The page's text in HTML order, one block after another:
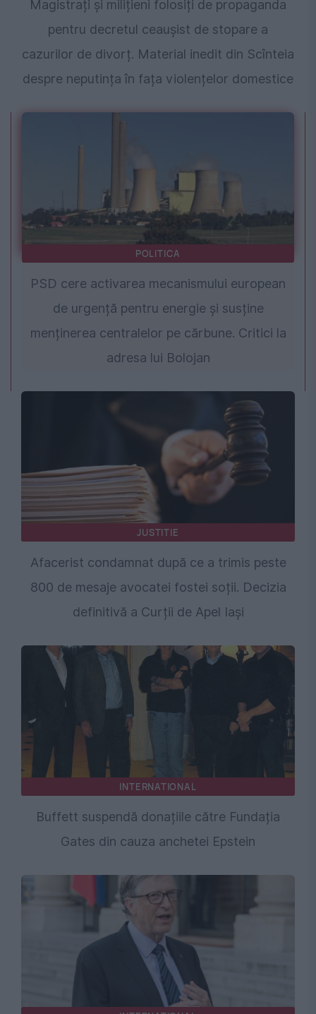
Magistrați și milițieni folosiți de propaganda
pentru decretul ceaușist de stopare a
cazurilor de divorț. Material inedit din Scînteia
despre neputința în fața violențelor domestice
POLITICA
PSD cere activarea mecanismului european
de urgență pentru energie și susține
menținerea centralelor pe cărbune. Critici la
adresa lui Bolojan
JUSTITIE
Afacerist condamnat după ce a trimis peste
800 de mesaje avocatei fostei soții. Decizia
definitivă a Curții de Apel Iași
INTERNATIONAL
Buffett suspendă donațiile către Fundația
Gates din cauza anchetei Epstein